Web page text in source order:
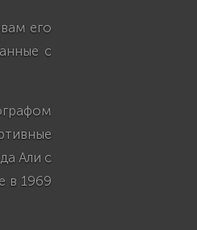
его
с
Али с
в 1969